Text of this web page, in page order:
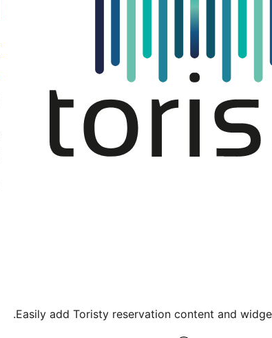
Easily add Toristy reservation content and